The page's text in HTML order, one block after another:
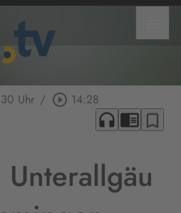
Uhr / play_circle_outline 14:28
headphones chrome_reader_mode bookmark_border